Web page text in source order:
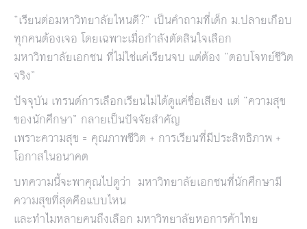
“เรียนต่อมหาวิทยาลัยไหนดี?” เป็นคำถามที่เด็ก ม.ปลายเกือบ
ทุกคนต้องเจอ โดยเฉพาะเมื่อกำลังตัดสินใจเลือก
มหาวิทยาลัยเอกชน ที่ไม่ใช่แค่เรียนจบ แต่ต้อง “ตอบโจทย์ชีวิต
จริง”
ปัจจุบัน เทรนด์การเลือกเรียนไม่ได้ดูแค่ชื่อเสียง แต่ “ความสุข
ของนักศึกษา” กลายเป็นปัจจัยสำคัญ
เพราะความสุข = คุณภาพชีวิต + การเรียนที่มีประสิทธิภาพ +
โอกาสในอนาคต
บทความนี้จะพาคุณไปดูว่า มหาวิทยาลัยเอกชนที่นักศึกษามี
ความสุขที่สุดคือแบบไหน
และทำไมหลายคนถึงเลือก มหาวิทยาลัยหอการค้าไทย